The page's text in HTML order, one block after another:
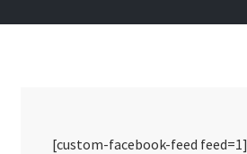
[custom-facebook-feed feed=1]